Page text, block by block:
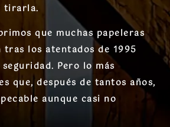
tirarla.
que muchas papeleras
tras los atentados de 1995
Pero lo más
que, después de tantos años,
aunque casi no